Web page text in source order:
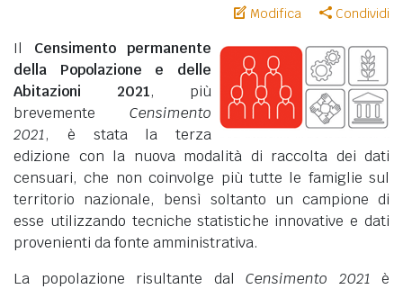
Modifica Condividi
Il Censimento permanente
della Popolazione e delle
Abitazioni 2021, più
brevemente Censimento
2021, è stata la terza
edizione con la nuova modalità di raccolta dei dati
censuari, che non coinvolge più tutte le famiglie sul
territorio nazionale, bensì soltanto un campione di
esse utilizzando tecniche statistiche innovative e dati
provenienti da fonte amministrativa.
La popolazione risultante dal Censimento 2021 è